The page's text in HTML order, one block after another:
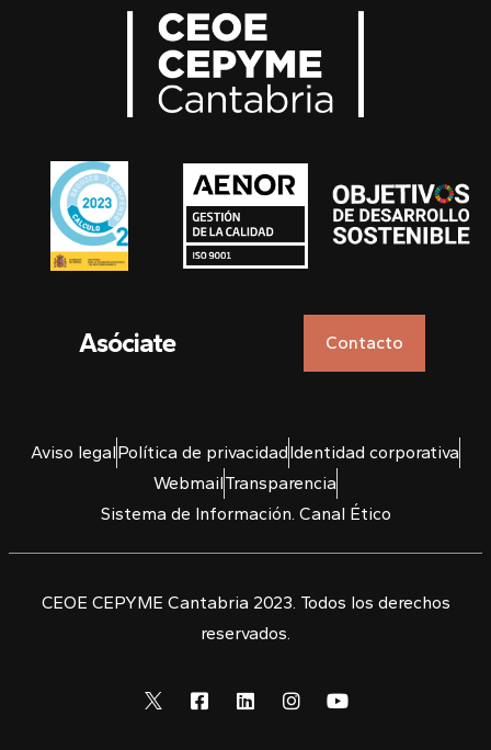
Asóciate Contacto
Aviso legalPolítica de privacidadIdentidad corporativa
WebmailTransparencia
Sistema de Información. Canal Ético
CEOE CEPYME Cantabria 2023. Todos los derechos
reservados.